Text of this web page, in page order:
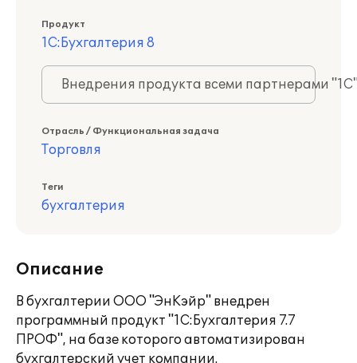
Продукт
1С:Бухгалтерия 8
Внедрения продукта всеми партнерами
Отрасль / Функциональная задача
Торговля
Теги
бухгалтерия
Описание
В бухгалтерии ООО "ЭнКэйр" внедрен
программный продукт "1С:Бухгалтерия 7.7
ПРОФ", на базе которого автоматизирован
бухгалтерский учет компании.